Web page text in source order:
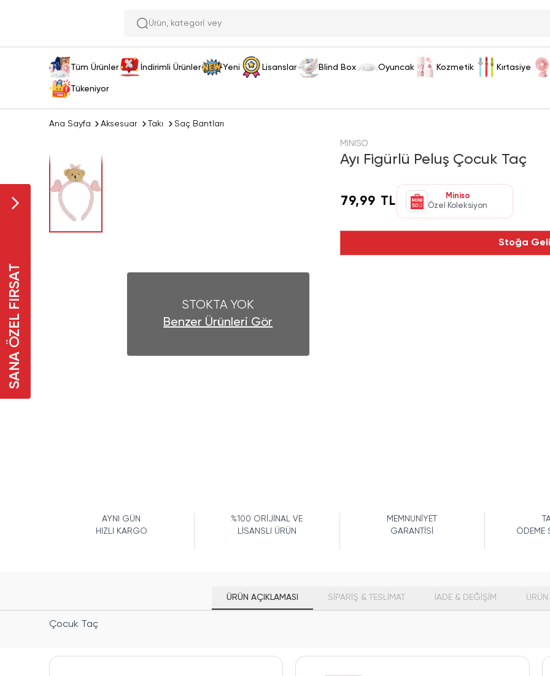
Ürün,
Tüm Ürünler İndirimli Ürünler Yeni Lisanslar Blind Box Oyuncak Kozmetik Kırtasiye
Tükeniyor
SANA ÖZEL FIRSAT
Ana Sayfa Aksesuar Takı Saç Bantları
STOKTA YOK
Benzer Ürünleri Gör
MINISO
Ayı Figürlü Peluş Çocuk Taç
79,99 TL
Miniso
Özel Koleksiyon
Stoğa
AYNI GÜN
HIZLI KARGO
%100 ORİJİNAL VE
LİSANSLI ÜRÜN
MEMNUNİYET
GARANTİSİ
ÖDEME
ÜRÜN AÇIKLAMASI SİPARİŞ & TESLİMAT İADE & DEĞİŞİM ÜRÜN
Çocuk Taç